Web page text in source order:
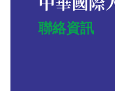
聯絡資訊